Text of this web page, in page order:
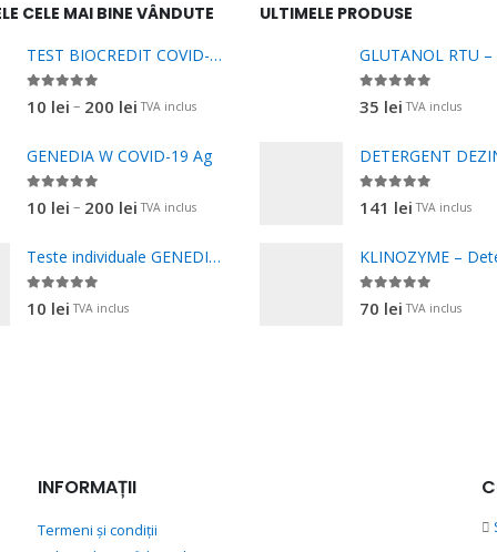
CELE MAI BINE VÂNDUTE
TEST BIOCREDIT COVID-19Ag
out of 5
10 lei – 200 leiInterval
prețuri:
până
200 lei
TVA inclus
GENEDIA W COVID-19 Ag
out of 5
10 lei – 200 leiInterval
prețuri:
TVA inclus
Teste individuale GENEDIA W COVID-19 Ag
out of 5
10 lei TVA inclus
ULTIMELE PRODUSE
out of 5
35 lei TVA inclus
out of 5
141 lei TVA inclus
out of 5
70 lei TVA inclus
INFORMAȚII
Termeni și condiții